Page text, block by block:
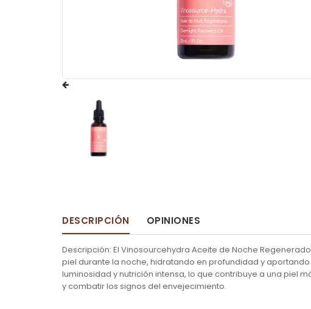
DESCRIPCIÓN OPINIONES
Descripción: El Vinosourcehydra Aceite de Noche
piel durante la noche, hidratando en profundidad y
luminosidad y nutrición intensa, lo que contribuye a una piel
y combatir los signos del envejecimiento.